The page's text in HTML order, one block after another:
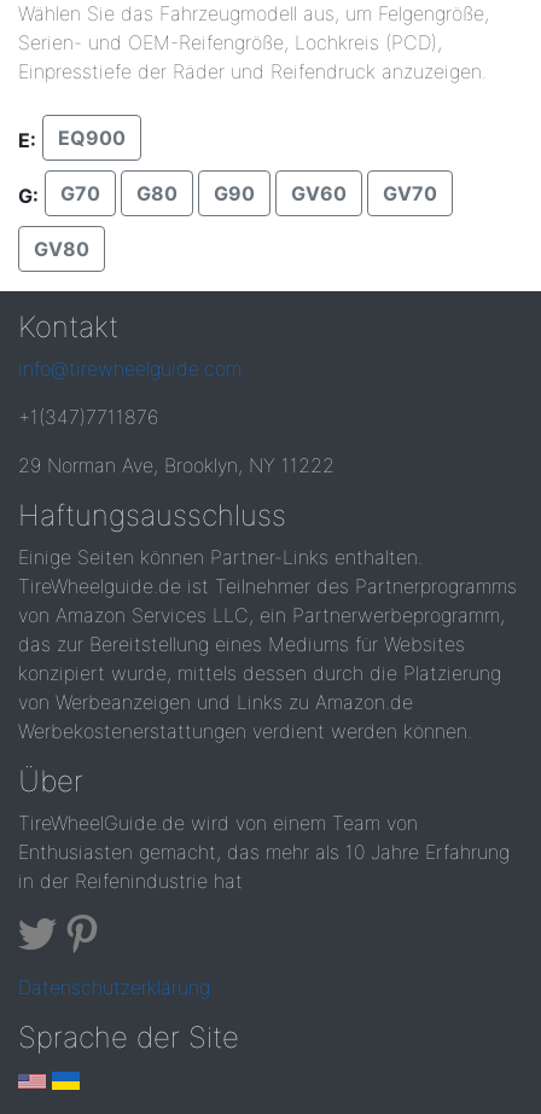
Wählen Sie das Fahrzeugmodell aus, um Felgengröße,
Serien- und OEM-Reifengröße, Lochkreis (PCD),
Einpresstiefe der Räder und Reifendruck anzuzeigen.
E: EQ900
G: G70 G80 G90 GV60 GV70
GV80
Kontakt
info@tirewheelguide.com
+1(347)7711876
29 Norman Ave, Brooklyn, NY 11222
Haftungsausschluss
Einige Seiten können Partner-Links enthalten.
TireWheelguide.de ist Teilnehmer des Partnerprogramms
von Amazon Services LLC, ein Partnerwerbeprogramm,
das zur Bereitstellung eines Mediums für Websites
konzipiert wurde, mittels dessen durch die Platzierung
von Werbeanzeigen und Links zu Amazon.de
Werbekostenerstattungen verdient werden können.
Über
TireWheelGuide.de wird von einem Team von
Enthusiasten gemacht, das mehr als 10 Jahre Erfahrung
in der Reifenindustrie hat
Datenschutzerklärung
Sprache der Site